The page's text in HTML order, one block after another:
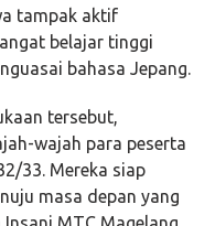
tampak aktif
belajar tinggi
bahasa Jepang.
tersebut,
wajah para peserta
33. Mereka siap
masa depan yang